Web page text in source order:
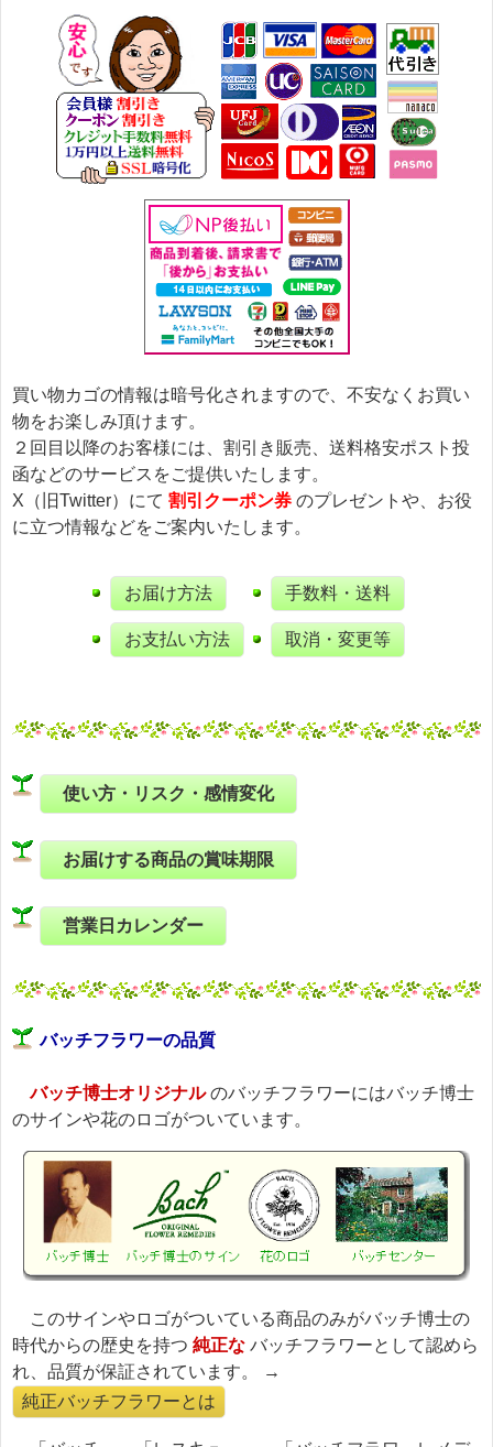
買い物カゴの情報は暗号化されますので、不安なくお買い
物をお楽しみ頂けます。
２回目以降のお客様には、割引き販売、送料格安ポスト投
函などのサービスをご提供いたします。
X（旧Twitter）にて 割引クーポン券 のプレゼントや、お役
に立つ情報などをご案内いたします。
お届け方法
お支払い方法
手数料・送料
取消・変更等
使い方・リスク・感情変化
お届けする商品の賞味期限
営業日カレンダー
バッチフラワーの品質
バッチ博士オリジナルのバッチフラワーにはバッチ博士
のサインや花のロゴがついています。
このサインやロゴがついている商品のみがバッチ博士の
時代からの歴史を持つ 純正な バッチフラワーとして認めら
れ、品質が保証されています。 →
純正バッチフラワーとは